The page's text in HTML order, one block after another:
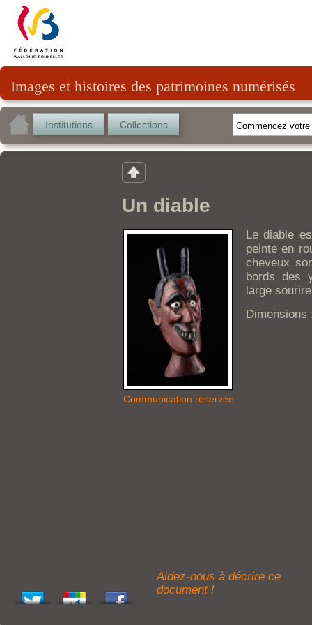
Images et histoires des patrimoines numérisés
Institutions Collections
Un diable
Communication réservée
Le diable
peinte en
cheveux
bords des
large
Dimensions
Aidez-nous à décrire ce
document !